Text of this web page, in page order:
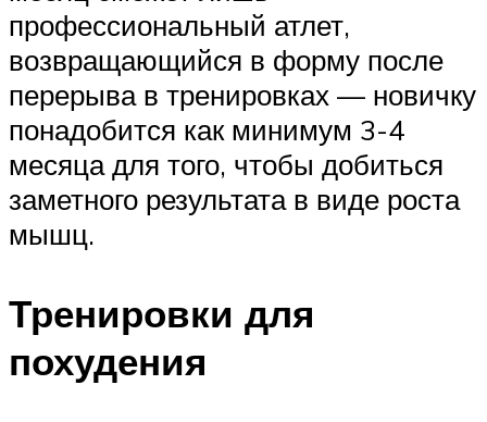
профессиональный атлет,
возвращающийся в форму после
перерыва в тренировках — новичку
понадобится как минимум 3-4
месяца для того, чтобы добиться
заметного результата в виде роста
мышц.
Тренировки для
похудения